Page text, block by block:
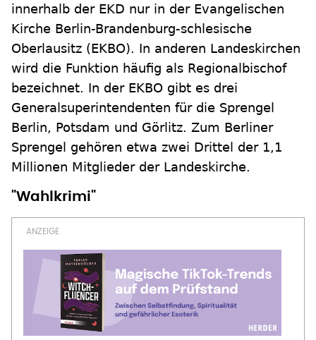
innerhalb der EKD nur in der Evangelischen
Kirche Berlin-Brandenburg-schlesische
Oberlausitz (EKBO). In anderen Landeskirchen
wird die Funktion häufig als Regionalbischof
bezeichnet. In der EKBO gibt es drei
Generalsuperintendenten für die Sprengel
Berlin, Potsdam und Görlitz. Zum Berliner
Sprengel gehören etwa zwei Drittel der 1,1
Millionen Mitglieder der Landeskirche.
"Wahlkrimi"